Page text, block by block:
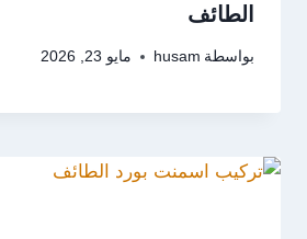
الطائف
بواسطة husam مايو 23, 2026